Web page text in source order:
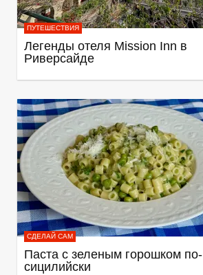
ПУТЕШЕСТВИЯ
Легенды отеля Mission Inn в
Риверсайде
СДЕЛАЙ САМ
Паста с зеленым горошком по-
сицилийски